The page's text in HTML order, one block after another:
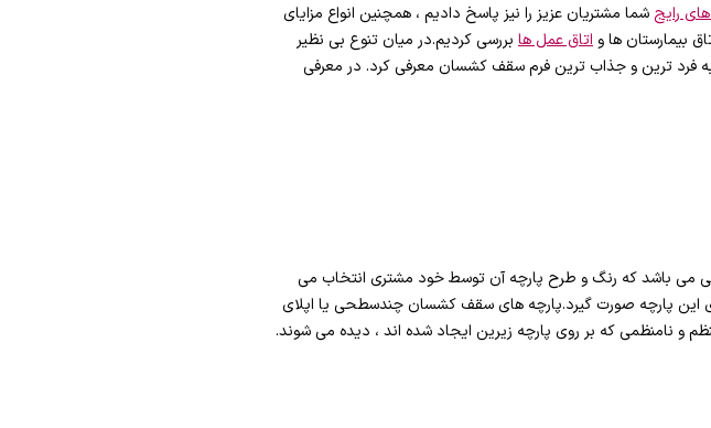
رایج شما مشتریان عزیز را نیز پاسخ دادیم ، همچنین انواع مزایای
بیمارستان ها و اتاق عمل ها بررسی کردیم.در میان تنوع بی نظیر
ترین و جذاب ترین فرم سقف کشسان معرفی کرد. در معرفی
باشد که رنگ و طرح پارچه آن توسط خود مشتری انتخاب می
این پارچه صورت گیرد.پارچه های سقف کشسان چندسطحی یا اپلای
و نامنظمی که بر روی پارچه زیرین ایجاد شده اند ، دیده می شوند.